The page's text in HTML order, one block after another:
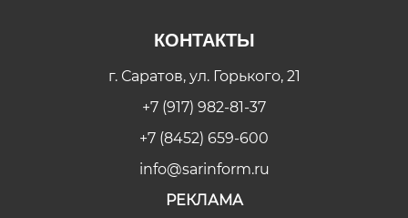
КОНТАКТЫ
г. Саратов, ул. Горького, 21
+7 (917) 982-81-37
+7 (8452) 659-600
info@sarinform.ru
РЕКЛАМА